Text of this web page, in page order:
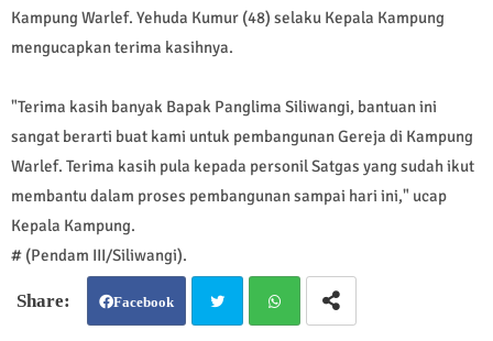
Kampung Warlef. Yehuda Kumur (48) selaku Kepala Kampung
mengucapkan terima kasihnya.
"Terima kasih banyak Bapak Panglima Siliwangi, bantuan ini
sangat berarti buat kami untuk pembangunan Gereja di Kampung
Warlef. Terima kasih pula kepada personil Satgas yang sudah ikut
membantu dalam proses pembangunan sampai hari ini," ucap
Kepala Kampung.
# (Pendam III/Siliwangi).
Facebook